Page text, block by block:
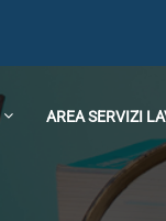
AREA SERVIZI